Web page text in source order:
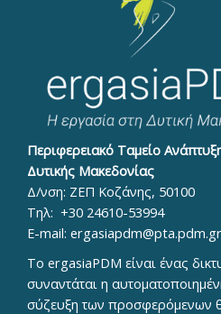
Περιφερειακό Ταμείο
Δυτικής Μακεδονίας
Δ/νση: ΖΕΠ Κοζάνης, 50100
Τηλ: +30 24610-53994
E-mail: ergasiapdm@pta.pdm.gr
To ergasiaPDM είναι ένας
συναντάται η
σύζευξη των προσφερόμενων